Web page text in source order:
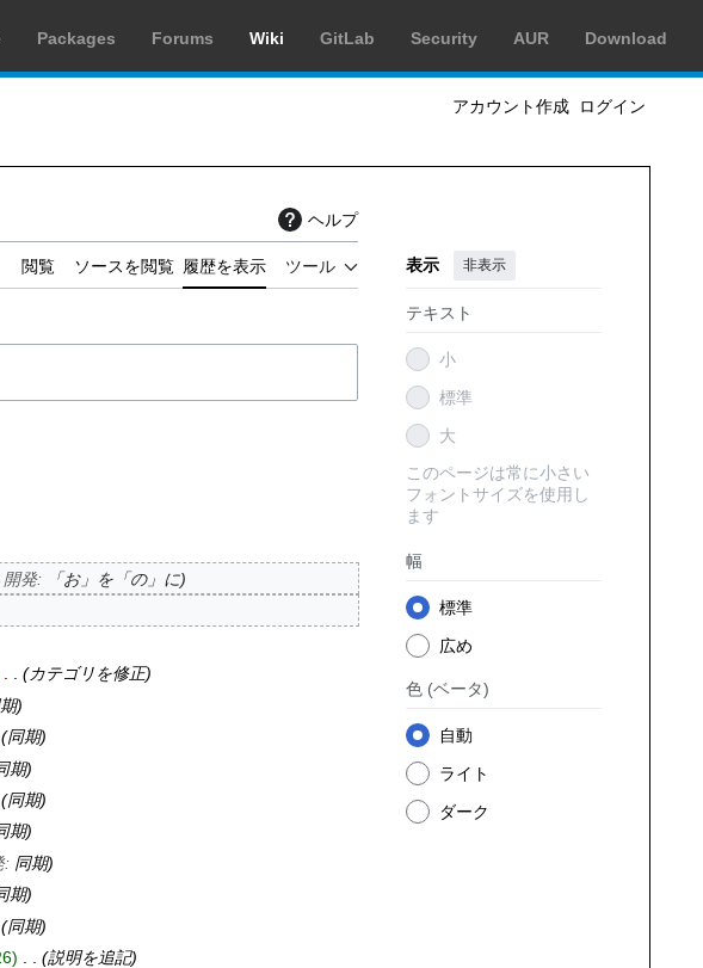
Packages Forums Wiki GitLab Security AUR Download
アカウント作成 ログイン
ヘルプ
閲覧 ソースを閲覧 履歴を表示 ツール 表示 非表示
テキスト
小
標準
大
このページは常に小さい
フォントサイズを使用し
ます
幅
標準
広め
色 (ベータ)
自動
ライト
ダーク
開発:
「お」を「の」に
カテゴリを修正
同期
期
同期
期
: 同期
期
同期
説明を追記